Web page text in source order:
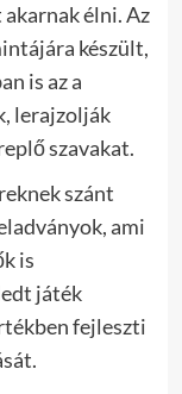
élni. Az
készült,
is az a
lerajzolják
szavakat.
szánt
ami
is
játék
fejleszti